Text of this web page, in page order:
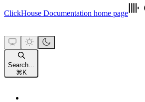
ClickHouse Documentation home page
Search...
⌘ K